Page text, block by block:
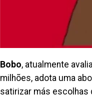
Bobo, atualmente
milhões, adota uma
satirizar más